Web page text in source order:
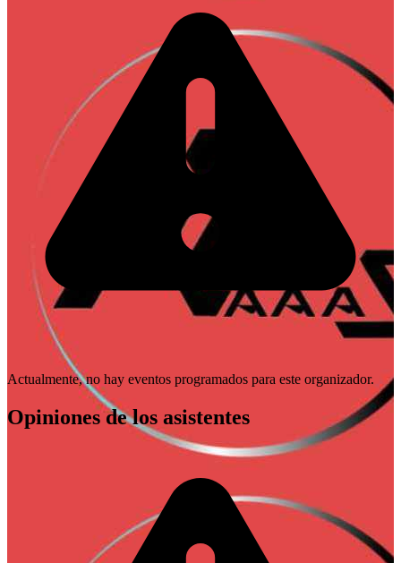
Actualmente, no hay eventos programados para este organizador.
Opiniones de los asistentes